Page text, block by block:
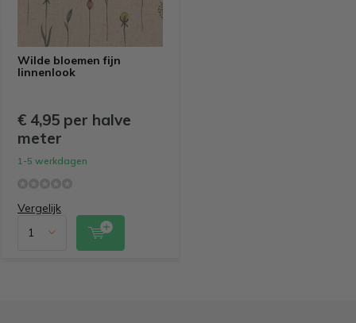
Wilde bloemen fijn
linnenlook
€ 4,95 per halve
meter
1-5 werkdagen
Vergelijk